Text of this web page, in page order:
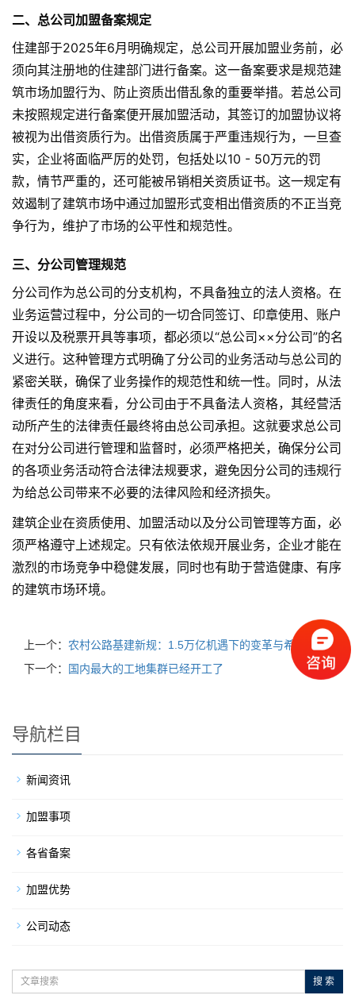
二、总公司加盟备案规定
住建部于2025年6月明确规定，总公司开展加盟业务前，必
须向其注册地的住建部门进行备案。这一备案要求是规范建
筑市场加盟行为、防止资质出借乱象的重要举措。若总公司
未按照规定进行备案便开展加盟活动，其签订的加盟协议将
被视为出借资质行为。出借资质属于严重违规行为，一旦查
实，企业将面临严厉的处罚，包括处以10 - 50万元的罚
款，情节严重的，还可能被吊销相关资质证书。这一规定有
效遏制了建筑市场中通过加盟形式变相出借资质的不正当竞
争行为，维护了市场的公平性和规范性。
三、分公司管理规范
分公司作为总公司的分支机构，不具备独立的法人资格。在
业务运营过程中，分公司的一切合同签订、印章使用、账户
开设以及税票开具等事项，都必须以“总公司××分公司”的名
义进行。这种管理方式明确了分公司的业务活动与总公司的
紧密关联，确保了业务操作的规范性和统一性。同时，从法
律责任的角度来看，分公司由于不具备法人资格，其经营活
动所产生的法律责任最终将由总公司承担。这就要求总公司
在对分公司进行管理和监督时，必须严格把关，确保分公司
的各项业务活动符合法律法规要求，避免因分公司的违规行
为给总公司带来不必要的法律风险和经济损失。
建筑企业在资质使用、加盟活动以及分公司管理等方面，必
须严格遵守上述规定。只有依法依规开展业务，企业才能在
激烈的市场竞争中稳健发展，同时也有助于营造健康、有序
的建筑市场环境。
上一个： 农村公路基建新规：1.5万亿机遇下的变革与希望
下一个：
国内最大的工地集群已经开工了
导航栏目
新闻资讯
加盟事项
各省备案
加盟优势
公司动态
搜 索